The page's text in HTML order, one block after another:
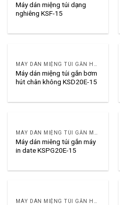
Máy dán miệng túi dạng
nghiêng KSF-15
Máy dán miệng túi gắn bơm
hút chân không KSD20E-15
Máy dán miêng túi gắn máy
in date KSPG20E-15